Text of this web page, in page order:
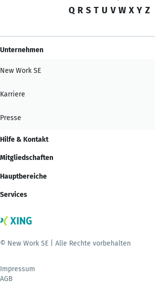
Q R S T U V W X Y Z
Unternehmen
New Work SE
Karriere
Presse
Hilfe & Kontakt
Mitgliedschaften
Hauptbereiche
Services
© New Work SE | Alle Rechte vorbehalten
Impressum
AGB